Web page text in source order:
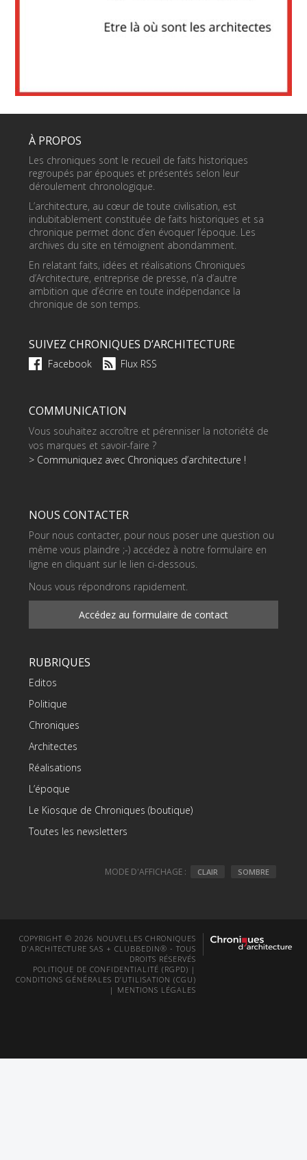
À PROPOS
Les chroniques sont le recueil de faits historiques
regroupés par époques et présentés selon leur
déroulement chronologique.
L’architecture, au cœur de toute civilisation, est
indubitablement constituée de faits historiques et sa
chronique permet donc d’en évoquer l’époque. Les
archives du site en témoignent abondamment.
En relatant faits, idées et réalisations Chroniques
d’Architecture, entreprise de presse, n’a d’autre
ambition que d’écrire en toute indépendance la
chronique de son temps.
SUIVEZ CHRONIQUES D’ARCHITECTURE
Facebook Flux RSS
COMMUNICATION
Vous souhaitez accroître et pérenniser la notoriété de
vos marques et savoir-faire ?
> Communiquez avec Chroniques d’architecture !
NOUS CONTACTER
Pour nous contacter, pour nous poser une question ou
même vous plaindre ;-) accédez à notre formulaire en
ligne en cliquant sur le lien ci-dessous.
Nous vous répondrons rapidement.
Accédez au formulaire de contact
RUBRIQUES
Editos
Politique
Chroniques
Architectes
Réalisations
L’époque
Le Kiosque de Chroniques (boutique)
Toutes les newsletters
MODE D'AFFICHAGE : CLAIR SOMBRE
COPYRIGHT © 2026 NOUVELLES CHRONIQUES
D'ARCHITECTURE SAS + CLUBBEDIN® - TOUS
DROITS RÉSERVÉS
POLITIQUE DE CONFIDENTIALITÉ (RGPD) |
CONDITIONS GÉNÉRALES D’UTILISATION (CGU)
| MENTIONS LÉGALES